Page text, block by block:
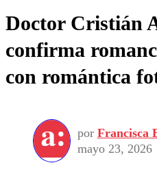
Doctor Cristián
confirma
con romántica
por Francisca
mayo 23, 2026